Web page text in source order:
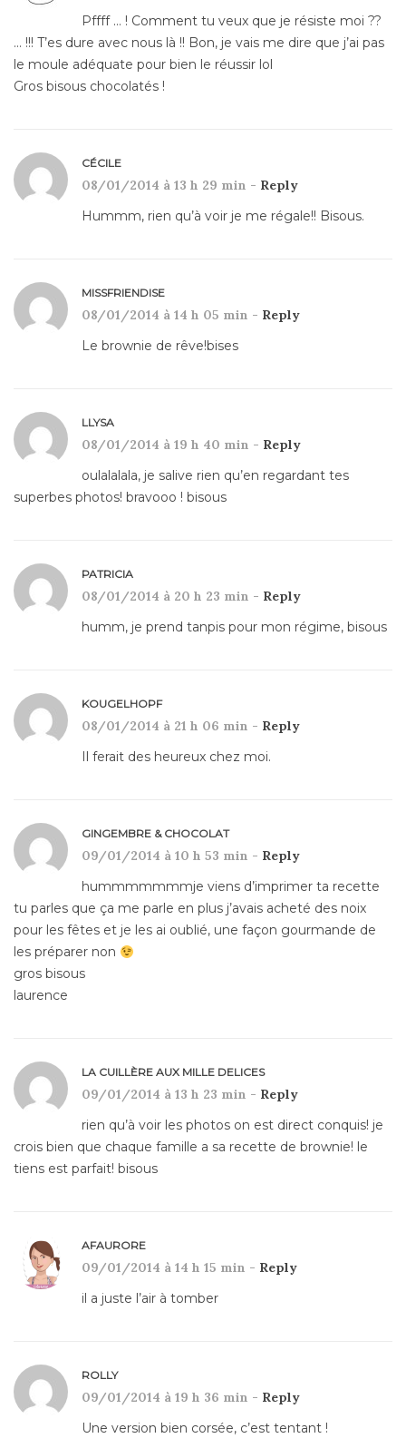
Pffff … ! Comment tu veux que je résiste moi ??
… !!! T’es dure avec nous là !! Bon, je vais me dire que j’ai pas
le moule adéquate pour bien le réussir lol
Gros bisous chocolatés !
CÉCILE
08/01/2014 à 13 h 29 min - Reply
Hummm, rien qu’à voir je me régale!! Bisous.
MISSFRIENDISE
08/01/2014 à 14 h 05 min - Reply
Le brownie de rêve!bises
LLYSA
08/01/2014 à 19 h 40 min - Reply
oulalalala, je salive rien qu’en regardant tes
superbes photos! bravooo ! bisous
PATRICIA
08/01/2014 à 20 h 23 min - Reply
humm, je prend tanpis pour mon régime, bisous
KOUGELHOPF
08/01/2014 à 21 h 06 min - Reply
Il ferait des heureux chez moi.
GINGEMBRE & CHOCOLAT
09/01/2014 à 10 h 53 min - Reply
hummmmmmmje viens d’imprimer ta recette
tu parles que ça me parle en plus j’avais acheté des noix
pour les fêtes et je les ai oublié, une façon gourmande de
les préparer non
gros bisous
laurence
LA CUILLÈRE AUX MILLE DELICES
09/01/2014 à 13 h 23 min - Reply
rien qu’à voir les photos on est direct conquis! je
crois bien que chaque famille a sa recette de brownie! le
tiens est parfait! bisous
AFAURORE
09/01/2014 à 14 h 15 min - Reply
il a juste l’air à tomber
ROLLY
09/01/2014 à 19 h 36 min - Reply
Une version bien corsée, c’est tentant !